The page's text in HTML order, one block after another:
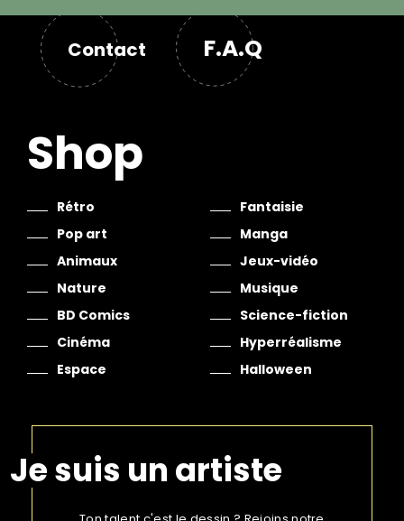
Contact F.A.Q
Shop
Rétro
Pop art
Animaux
Nature
BD Comics
Cinéma
Espace
Fantaisie
Manga
Jeux-vidéo
Musique
Science-fiction
Hyperréalisme
Halloween
Je suis un artiste